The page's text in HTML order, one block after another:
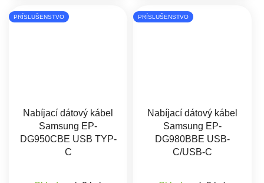
PRÍSLUŠENSTVO
Nabíjací dátový kábel
Samsung EP-
DG950CBE USB TYP-
C
PRÍSLUŠENSTVO
Nabíjací dátový kábel
Samsung EP-
DG980BBE USB-
C/USB-C